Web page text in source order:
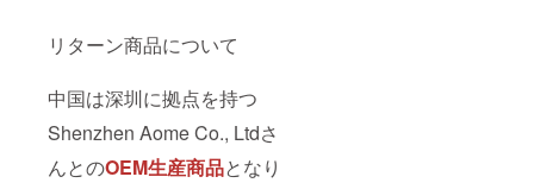
リターン商品について
中国は深圳に拠点を持つ
Shenzhen Aome Co., Ltdさ
んとのOEM生産商品となり